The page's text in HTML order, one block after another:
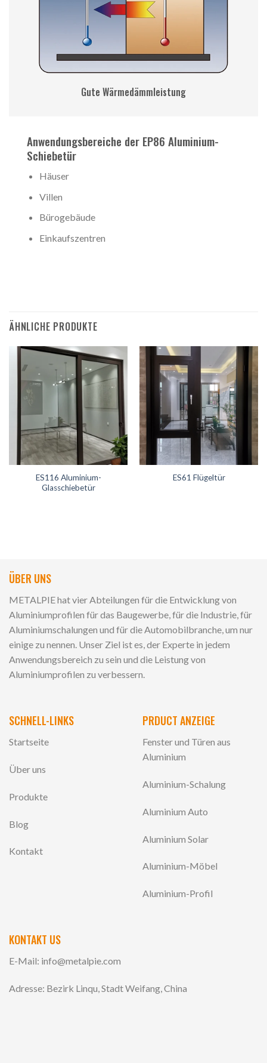
Gute Wärmedämmleistung
Anwendungsbereiche der EP86 Aluminium-
Schiebetür
Häuser
Villen
Bürogebäude
Einkaufszentren
ÄHNLICHE PRODUKTE
ES116 Aluminium-
Glasschiebetür
ES61 Flügeltür
ÜBER UNS
METALPIE hat vier Abteilungen für die Entwicklung von
Aluminiumprofilen für das Baugewerbe, für die Industrie, für
Aluminiumschalungen und für die Automobilbranche, um nur
einige zu nennen. Unser Ziel ist es, der Experte in jedem
Anwendungsbereich zu sein und die Leistung von
Aluminiumprofilen zu verbessern.
SCHNELL-LINKS
Startseite
Über uns
Produkte
Blog
Kontakt
PRDUCT ANZEIGE
Fenster und Türen aus
Aluminium
Aluminium-Schalung
Aluminium Auto
Aluminium Solar
Aluminium-Möbel
Aluminium-Profil
KONTAKT US
E-Mail: info@metalpie.com
Adresse: Bezirk Linqu, Stadt Weifang, China